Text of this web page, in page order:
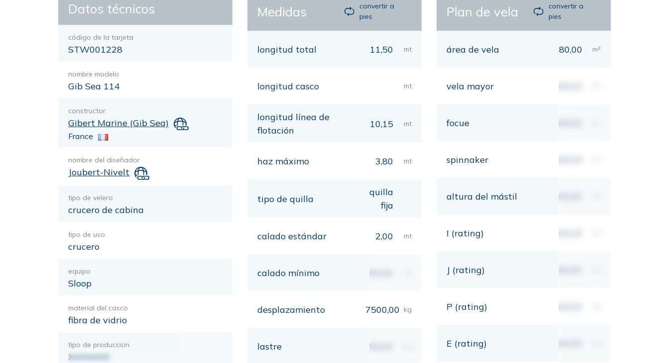
Datos técnicos
código de la tarjeta
STW001228
nombre modelo
Gib Sea 114
constructor
Gibert Marine (Gib Sea)
France
nombre del diseñador
Joubert-Nivelt
tipo de velero
crucero de cabina
tipo de uso
crucero
equipo
Sloop
material del casco
fibra de vidrio
tipo de produccion
XXXXXXX
Medidas
convertir a
pies
longitud total 11,50 mt
longitud casco mt
longitud línea de
flotación
10,15 mt
haz máximo 3,80 mt
tipo de quilla
quilla
fija
calado estándar 2,00 mt
calado mínimo 00,00
desplazamiento 7500,00 kg
lastre 00,00
Plan de vela
convertir a
pies
área de vela 80,00 m²
vela mayor 00,00
focue 00,00
spinnaker 00,00
altura del mástil 00,00
I (rating) 00,00
J (rating) 00,00
P (rating) 00,00
E (rating) 00,00